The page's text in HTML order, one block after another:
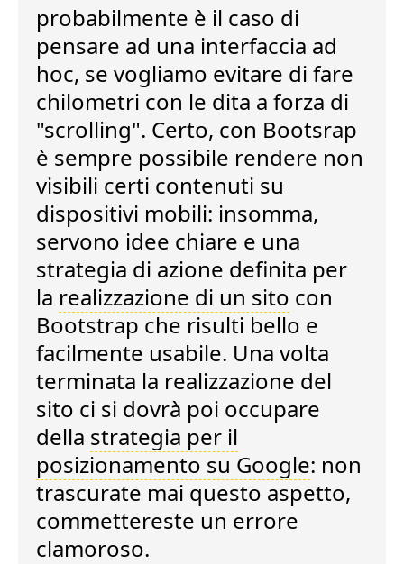
probabilmente è il caso di
pensare ad una interfaccia ad
hoc, se vogliamo evitare di fare
chilometri con le dita a forza di
"scrolling". Certo, con Bootsrap
è sempre possibile rendere non
visibili certi contenuti su
dispositivi mobili: insomma,
servono idee chiare e una
strategia di azione definita per
la realizzazione di un sito con
Bootstrap che risulti bello e
facilmente usabile. Una volta
terminata la realizzazione del
sito ci si dovrà poi occupare
della strategia per il
posizionamento su Google: non
trascurate mai questo aspetto,
commettereste un errore
clamoroso.